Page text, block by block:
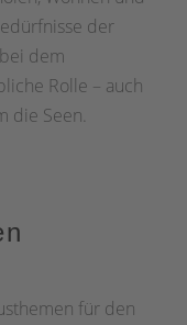
der
dem
Rolle – auch
die Seen.
für den